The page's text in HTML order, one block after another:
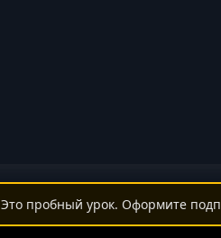
Это пробный урок. Оформите